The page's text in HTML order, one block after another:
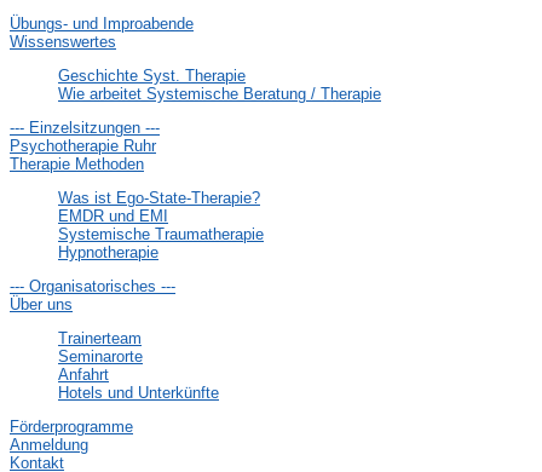
Übungs- und Improabende
Wissenswertes
Geschichte Syst. Therapie
Wie arbeitet Systemische Beratung / Therapie
--- Einzelsitzungen ---
Psychotherapie Ruhr
Therapie Methoden
Was ist Ego-State-Therapie?
EMDR und EMI
Systemische Traumatherapie
Hypnotherapie
--- Organisatorisches ---
Über uns
Trainerteam
Seminarorte
Anfahrt
Hotels und Unterkünfte
Förderprogramme
Anmeldung
Kontakt